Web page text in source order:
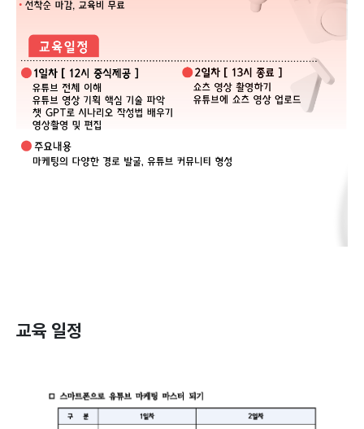
교육 일정